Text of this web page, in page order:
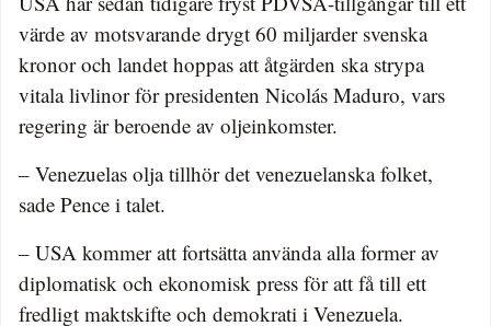
värde av motsvarande drygt 60 miljarder svenska
kronor och landet hoppas att åtgärden ska strypa
vitala livlinor för presidenten Nicolás Maduro, vars
regering är beroende av oljeinkomster.
– Venezuelas olja tillhör det venezuelanska folket,
sade Pence i talet.
– USA kommer att fortsätta använda alla former av
diplomatisk och ekonomisk press för att få till ett
fredligt maktskifte och demokrati i Venezuela.